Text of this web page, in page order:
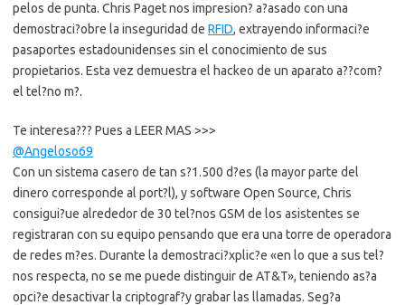
pelos de punta. Chris Paget nos impresion? a?asado con una
demostraci?obre la inseguridad de RFID, extrayendo informaci?e
pasaportes estadounidenses sin el conocimiento de sus
propietarios. Esta vez demuestra el hackeo de un aparato a??com?
el tel?no m?.
Te interesa??? Pues a LEER MAS >>>
@Angeloso69
Con un sistema casero de tan s?1.500 d?es (la mayor parte del
dinero corresponde al port?l), y software Open Source, Chris
consigui?ue alrededor de 30 tel?nos GSM de los asistentes se
registraran con su equipo pensando que era una torre de operadora
de redes m?es. Durante la demostraci?xplic?e «en lo que a sus tel?
nos respecta, no se me puede distinguir de AT&T», teniendo as?a
opci?e desactivar la criptograf?y grabar las llamadas. Seg?a